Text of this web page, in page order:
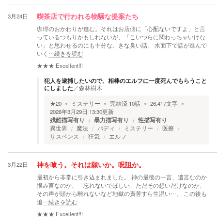
3月24日 喫茶店で行われる物騒な提案たち
珈琲のおかわりが進む。それはお店側に「心配ないですよ」と言
っているつもりかもしれないが、「こいつらに関わっちゃいけな
い」と思わせるのにも十分な、きな臭い話。 水面下で話が進んで
いく …続きを読む
★★★ Excellent!!!
犯人を逮捕したいので、相棒のエルフに一度死んでもらうこと
にしました ／森林樹木
★20 ミステリー 完結済 10話 26,417文字
2026年3月29日 13:30更新
残酷描写有り 暴力描写有り 性描写有り
異世界 魔法 バディ ミステリー
医療
サスペンス
狂気 エルフ
3月22日 神を喰う。それは願いか。呪詛か。
最初から非常に引き込まれました。 神の最後の一言、遺言なのか
恨み言なのか、「忘れないでほしい」ただその想いだけなのか、
その声が頭から離れないなど地獄の責苦すら生温い…。 この後も
追…続きを読む
★★★ Excellent!!!